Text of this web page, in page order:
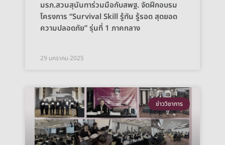
มรภ.สวนสุนันทาร่วมมือกับสพฐ. จัดฝึกอบรม
โครงการ “Survival Skill รู้ทัน รู้รอด สุดยอด
ความปลอดภัย” รุ่นที่ 1 ภาคกลาง
29 มกราคม 2025
ข่าววิชาการ